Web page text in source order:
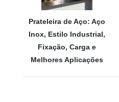
Prateleira de Aço: Aço
Inox, Estilo Industrial,
Fixação, Carga e
Melhores Aplicações